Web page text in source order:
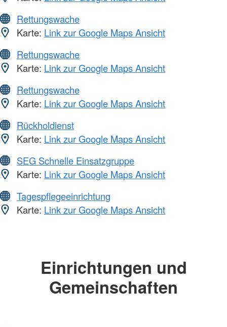
Rettungswache
Karte: Link zur Google Maps Ansicht
Rettungswache
Karte: Link zur Google Maps Ansicht
Rettungswache
Karte: Link zur Google Maps Ansicht
Rückholdienst
Karte: Link zur Google Maps Ansicht
SEG Schnelle Einsatzgruppe
Karte: Link zur Google Maps Ansicht
Tagespflegeeinrichtung
Karte: Link zur Google Maps Ansicht
Einrichtungen und
Gemeinschaften